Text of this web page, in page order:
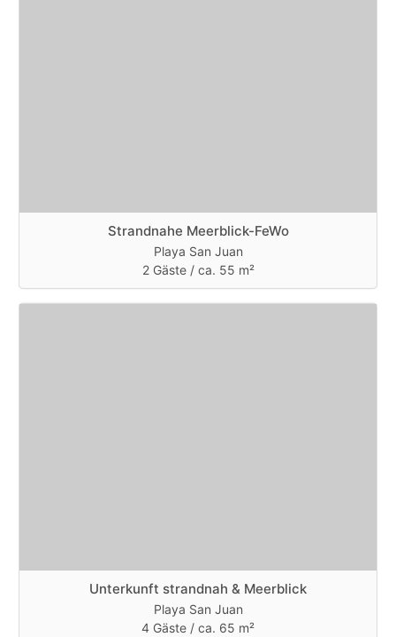
Strandnahe Meerblick-FeWo
Playa San Juan
2 Gäste / ca. 55 m²
Unterkunft strandnah & Meerblick
Playa San Juan
4 Gäste / ca. 65 m²